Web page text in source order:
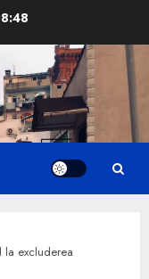
la excluderea